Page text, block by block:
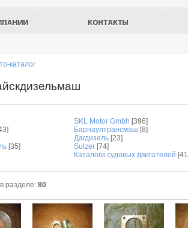
каталог
SKL Motor Gmbh [396]
Барнаултрансмаш [8]
Дагдизель [23]
[35] Sulzer [74]
Каталоги судовых двигателей
разделе: 80